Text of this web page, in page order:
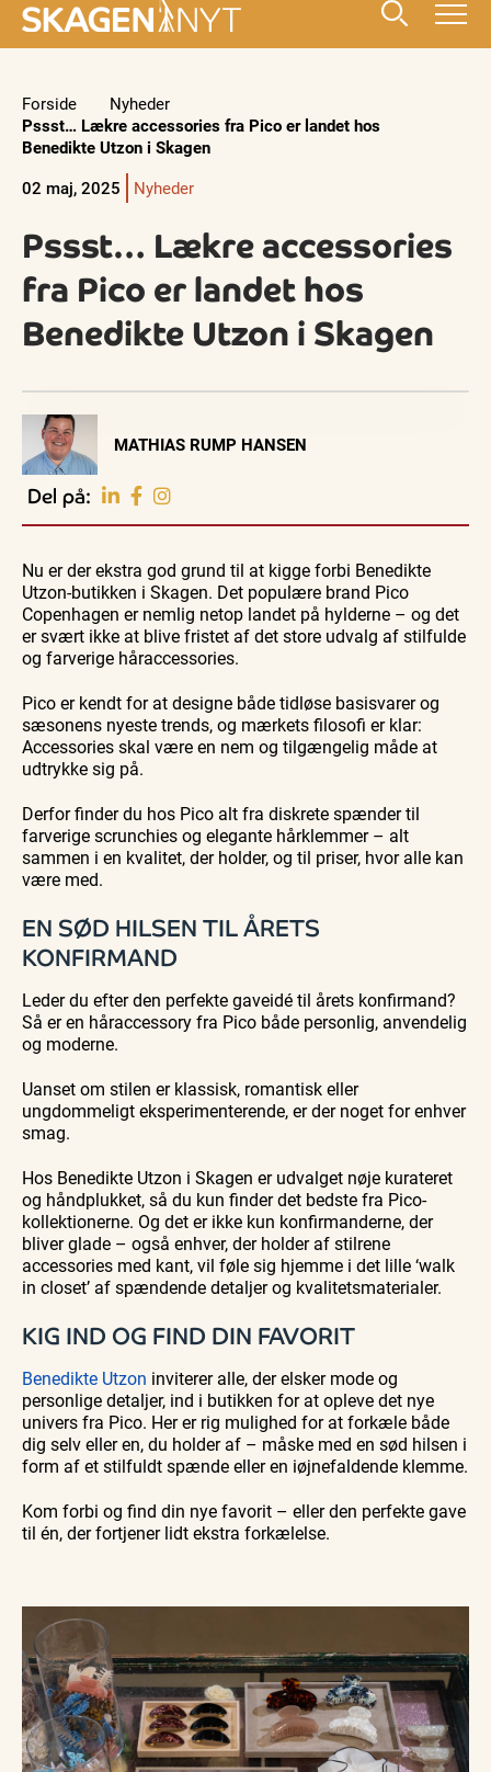
Forside
Nyheder
Pssst… Lækre accessories fra Pico er landet hos
Benedikte Utzon i Skagen
02 maj, 2025
Nyheder
Pssst… Lækre accessories
fra Pico er landet hos
Benedikte Utzon i Skagen
Visit Vendsyssel
EVENTKALENDER
Oplev events i
Vendsyssel
natur og lokale events.
Se events
Guidede ture
Skagen
med
Bedford
bussen
fra 1937
8. aug.
Guidede ture
Skagen
med
Bedford
bussen
fra 1937
Familie
med
Tunø
MATHIAS RUMP HANSEN
Del på:
Nu er der ekstra god grund til at kigge forbi Benedikte
Utzon-butikken i Skagen. Det populære brand Pico
Copenhagen er nemlig netop landet på hylderne – og det
er svært ikke at blive fristet af det store udvalg af stilfulde
og farverige håraccessories.
Pico er kendt for at designe både tidløse basisvarer og
sæsonens nyeste trends, og mærkets filosofi er klar:
Accessories skal være en nem og tilgængelig måde at
udtrykke sig på.
Derfor finder du hos Pico alt fra diskrete spænder til
farverige scrunchies og elegante hårklemmer – alt
sammen i en kvalitet, der holder, og til priser, hvor alle kan
være med.
EN SØD HILSEN TIL ÅRETS
KONFIRMAND
Leder du efter den perfekte gaveidé til årets konfirmand?
Så er en håraccessory fra Pico både personlig, anvendelig
og moderne.
Uanset om stilen er klassisk, romantisk eller
ungdommeligt eksperimenterende, er der noget for enhver
smag.
Hos Benedikte Utzon i Skagen er udvalget nøje kurateret
og håndplukket, så du kun finder det bedste fra Pico-
kollektionerne. Og det er ikke kun konfirmanderne, der
bliver glade – også enhver, der holder af stilrene
accessories med kant, vil føle sig hjemme i det lille ‘walk
in closet’ af spændende detaljer og kvalitetsmaterialer.
KIG IND OG FIND DIN FAVORIT
Benedikte Utzon inviterer alle, der elsker mode og
personlige detaljer, ind i butikken for at opleve det nye
univers fra Pico. Her er rig mulighed for at forkæle både
dig selv eller en, du holder af – måske med en sød hilsen i
form af et stilfuldt spænde eller en iøjnefaldende klemme.
Kom forbi og find din nye favorit – eller den perfekte gave
til én, der fortjener lidt ekstra forkælelse.